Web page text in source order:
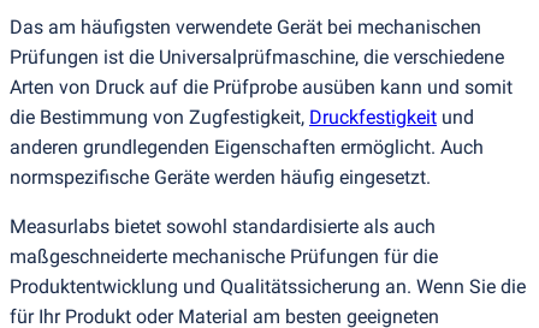
Das am häufigsten verwendete Gerät bei mechanischen
Prüfungen ist die Universalprüfmaschine, die verschiedene
Arten von Druck auf die Prüfprobe ausüben kann und somit
die Bestimmung von Zugfestigkeit, Druckfestigkeit und
anderen grundlegenden Eigenschaften ermöglicht. Auch
normspezifische Geräte werden häufig eingesetzt.
Measurlabs bietet sowohl standardisierte als auch
maßgeschneiderte mechanische Prüfungen für die
Produktentwicklung und Qualitätssicherung an. Wenn Sie die
für Ihr Produkt oder Material am besten geeigneten